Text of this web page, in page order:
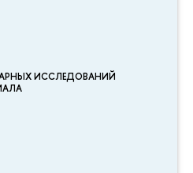
ИССЛЕДОВАНИЙ